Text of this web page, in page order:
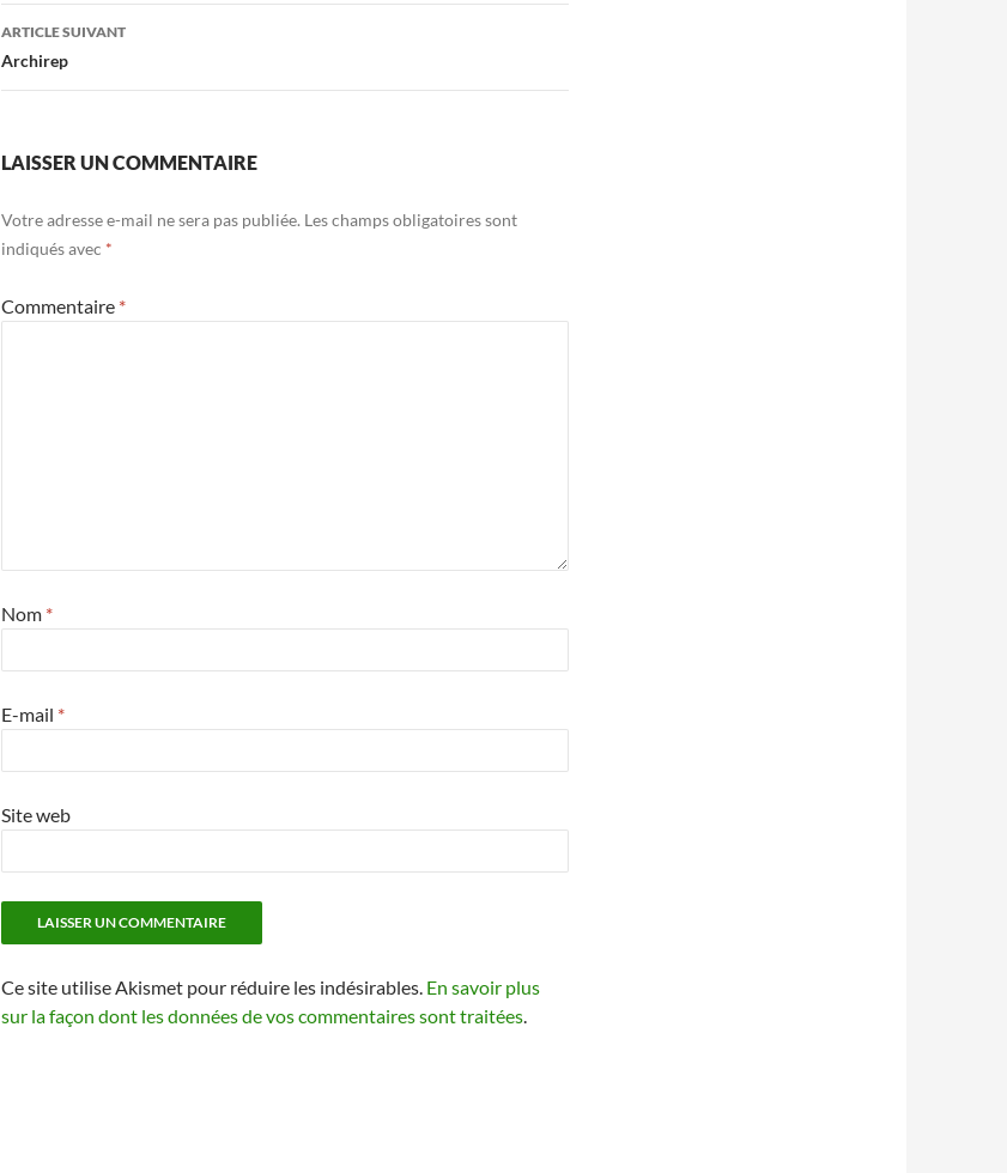
articles
ARTICLE SUIVANT
Archirep
LAISSER UN COMMENTAIRE
Votre adresse e-mail ne sera pas publiée. Les champs obligatoires sont
indiqués avec *
Commentaire *
Nom *
E-mail *
Site web
Ce site utilise Akismet pour réduire les indésirables. En savoir plus
sur la façon dont les données de vos commentaires sont traitées.